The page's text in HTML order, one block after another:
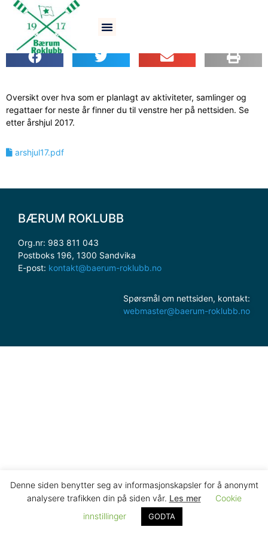
Årshjul for 2017
Oversikt over hva som er planlagt av aktiviteter, samlinger og
regattaer for neste år finner du til venstre her på nettsiden. Se
etter årshjul 2017.
arshjul17.pdf
BÆRUM ROKLUBB
Org.nr: 983 811 043
Postboks 196, 1300 Sandvika
E-post: kontakt@baerum-roklubb.no
Spørsmål om nettsiden, kontakt:
webmaster@baerum-roklubb.no
Denne siden benytter seg av informasjonskapsler for å anonymt
analysere trafikken din på siden vår. Les mer
Cookie
innstillinger
GODTA